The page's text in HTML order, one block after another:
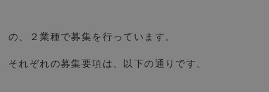
の、２業種で募集を行っています。
それぞれの募集要項は、以下の通りです。